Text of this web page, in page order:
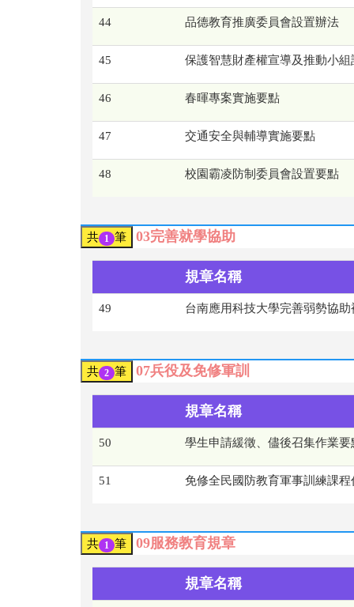
44 品德教育推廣委員會設置辦法
45 保護智慧財產權宣導及推動小組
46 春暉專案實施要點
47 交通安全與輔導實施要點
48 校園霸凌防制委員會設置要點
共 1 筆 03完善就學協助
規章名稱
49 台南應用科技大學完善弱勢協
共 2 筆 07兵役及免修軍訓
規章名稱
50 學生申請緩徵、儘後召集作業要
51 免修全民國防教育軍事訓練課程
共 1 筆 09服務教育規章
規章名稱